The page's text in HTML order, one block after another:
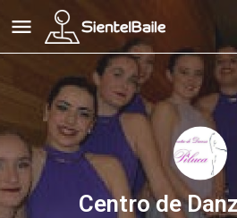
Centro de